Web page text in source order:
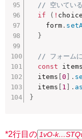
// 空いている
if
( !
    form
.
}
// フォーム
const
  items
[0 ] .
  items
[ 1 ] .
}
*2行目の 1vO-